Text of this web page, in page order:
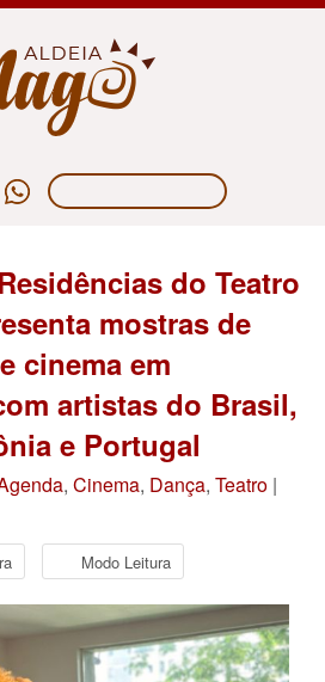
do Teatro
mostras de
cinema em
artistas do Brasil,
e Portugal
, Cinema, Dança, Teatro |
Modo Leitura